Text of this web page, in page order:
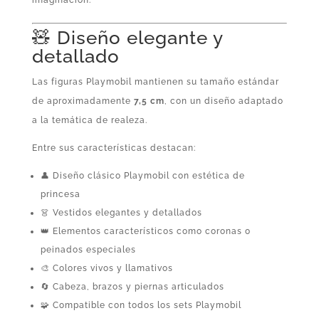
🧸 Diseño elegante y
detallado
Las figuras Playmobil mantienen su tamaño estándar
de aproximadamente 7,5 cm , con un diseño adaptado
a la temática de realeza.
Entre sus características destacan:
👤 Diseño clásico Playmobil con estética de
princesa
👗 Vestidos elegantes y detallados
👑 Elementos característicos como coronas o
peinados especiales
🎨 Colores vivos y llamativos
🔄 Cabeza, brazos y piernas articulados
🧩 Compatible con todos los sets Playmobil